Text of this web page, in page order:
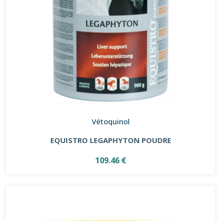
Vétoquinol
EQUISTRO LEGAPHYTON POUDRE
109.46 €